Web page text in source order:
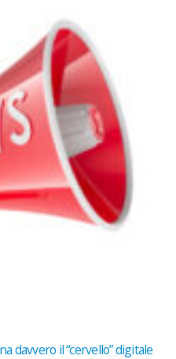
L’AI sarà presto un super